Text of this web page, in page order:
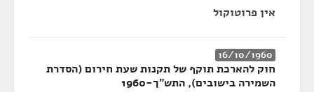
אין פרוטוקול
16/10/1960
חוק להארכת תוקף של תקנות שעת חירום (הסדרת
השמירה בישובים), התש"ך-1960